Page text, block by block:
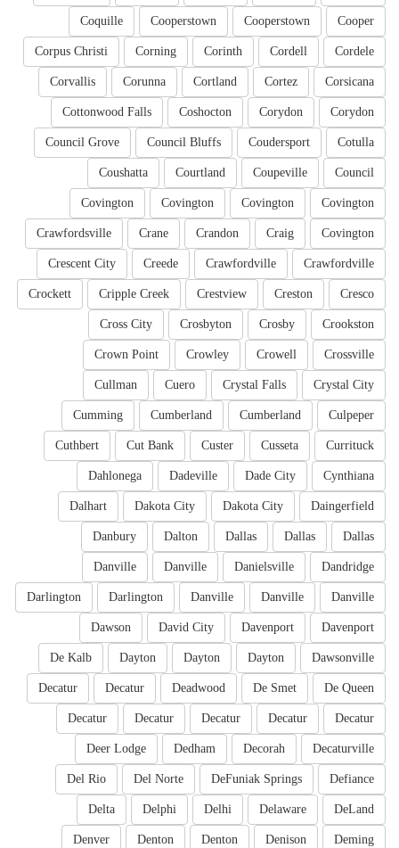
Cooper
Cooperstown
Cooperstown
Coquille
Cordele
Cordell
Corinth
Corning
Corpus Christi
Corsicana
Cortez
Cortland
Corunna
Corvallis
Corydon
Corydon
Coshocton
Cottonwood Falls
Cotulla
Coudersport
Council Bluffs
Council Grove
Council
Coupeville
Courtland
Coushatta
Covington
Covington
Covington
Covington
Covington
Craig
Crandon
Crane
Crawfordsville
Crawfordville
Crawfordville
Creede
Crescent City
Cresco
Creston
Crestview
Cripple Creek
Crockett
Crookston
Crosby
Crosbyton
Cross City
Crossville
Crowell
Crowley
Crown Point
Crystal City
Crystal Falls
Cuero
Cullman
Culpeper
Cumberland
Cumberland
Cumming
Currituck
Cusseta
Custer
Cut Bank
Cuthbert
Cynthiana
Dade City
Dadeville
Dahlonega
Daingerfield
Dakota City
Dakota City
Dalhart
Dallas
Dallas
Dallas
Dalton
Danbury
Dandridge
Danielsville
Danville
Danville
Danville
Danville
Danville
Darlington
Darlington
Davenport
Davenport
David City
Dawson
Dawsonville
Dayton
Dayton
Dayton
De Kalb
De Queen
De Smet
Deadwood
Decatur
Decatur
Decatur
Decatur
Decatur
Decatur
Decatur
Decaturville
Decorah
Dedham
Deer Lodge
Defiance
DeFuniak Springs
Del Norte
Del Rio
DeLand
Delaware
Delhi
Delphi
Delta
Deming
Denison
Denton
Denton
Denver